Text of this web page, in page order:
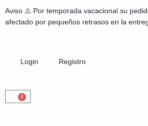
Aviso ⚠️ Por temporada vacacional su
afectado por pequeños retrasos en la
Login Registro
0